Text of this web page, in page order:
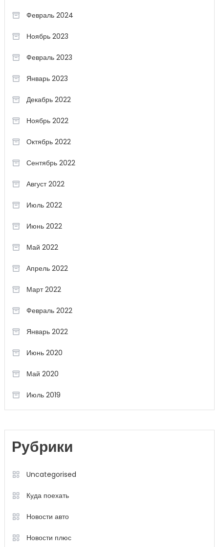
Февраль 2024
Ноябрь 2023
Февраль 2023
Январь 2023
Декабрь 2022
Ноябрь 2022
Октябрь 2022
Сентябрь 2022
Август 2022
Июль 2022
Июнь 2022
Май 2022
Апрель 2022
Март 2022
Февраль 2022
Январь 2022
Июнь 2020
Май 2020
Июль 2019
Рубрики
Uncategorised
Куда поехать
Новости авто
Новости плюс